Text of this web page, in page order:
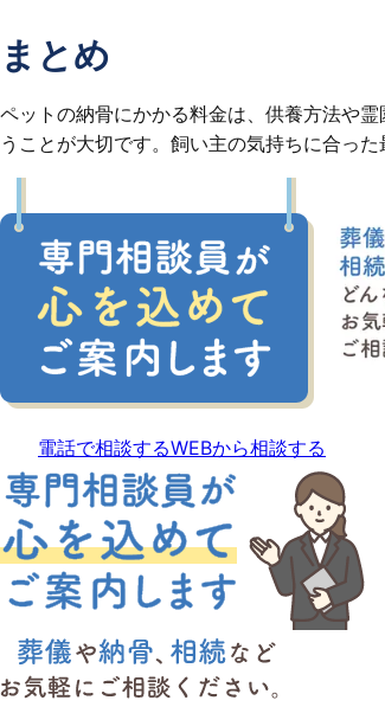
まとめ
ペットの納骨にかかる料金は、供養方法や
うことが大切です。飼い主の気持ちに合っ
電話で相談するWEBから相談する